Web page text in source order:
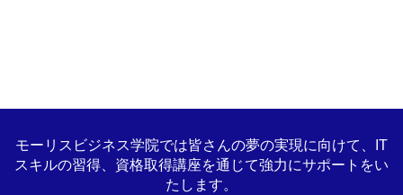
モーリスビジネス学院では皆さんの夢の実現に向けて、IT
スキルの習得、資格取得講座を通じて強力にサポートをい
たします。